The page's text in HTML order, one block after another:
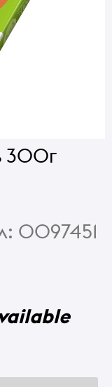
300г
0097451